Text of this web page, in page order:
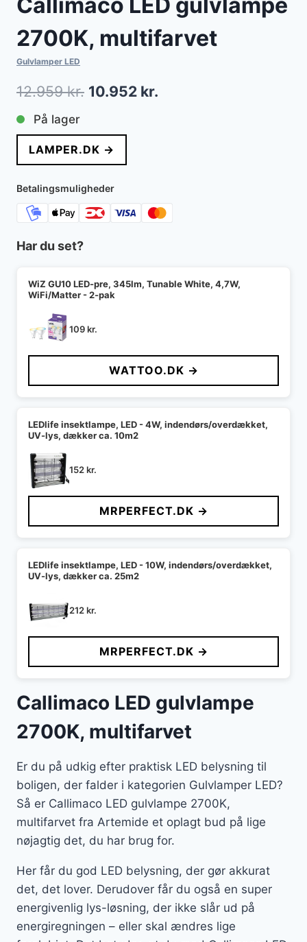
2700K, multifarvet
Gulvlamper LED
12.959kr. Den
pris
var:
12.959 kr..
10.952 kr.
På lager
LAMPER.DK →
Betalingsmuligheder
Har du set?
WiZ GU10 LED-pre, 345lm, Tunable White, 4,7W,
WiFi/Matter - 2-pak
109kr.
WATTOO.DK →
LEDlife insektlampe, LED - 4W, indendørs/overdækket,
UV-lys, dækker ca. 10m2
152kr.
MRPERFECT.DK →
LEDlife insektlampe, LED - 10W, indendørs/overdækket,
UV-lys, dækker ca. 25m2
212kr.
MRPERFECT.DK →
Callimaco LED gulvlampe
2700K, multifarvet
Er du på udkig efter praktisk LED belysning til
boligen, der falder i kategorien Gulvlamper LED?
Så er Callimaco LED gulvlampe 2700K,
multifarvet fra Artemide et oplagt bud på lige
nøjagtig det, du har brug for.
Her får du god LED belysning, der gør akkurat
det, det lover. Derudover får du også en super
energivenlig lys-løsning, der ikke slår ud på
energiregningen – eller skal ændres lige